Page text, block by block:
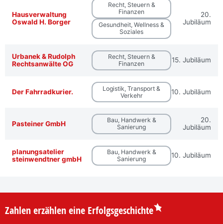
Hausverwaltung
Oswald H. Borger
Recht, Steuern &
Finanzen
Gesundheit, Wellness &
Soziales
20.
Jubiläum
Urbanek & Rudolph
Rechtsanwälte OG
Recht, Steuern &
Finanzen
15. Jubiläum
Der Fahrradkurier.
Logistik, Transport &
Verkehr
10. Jubiläum
Pasteiner GmbH
Bau, Handwerk &
Sanierung
20.
Jubiläum
planungsatelier
steinwendtner gmbH
Bau, Handwerk &
Sanierung
10. Jubiläum
Zahlen erzählen eine Erfolgsgeschichte